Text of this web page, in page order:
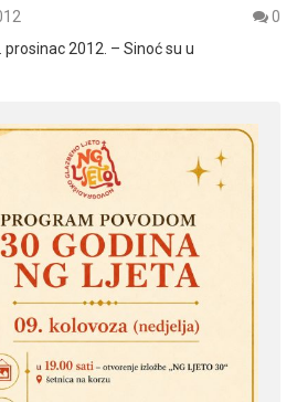
0
prosinac 2012. – Sinoć su u